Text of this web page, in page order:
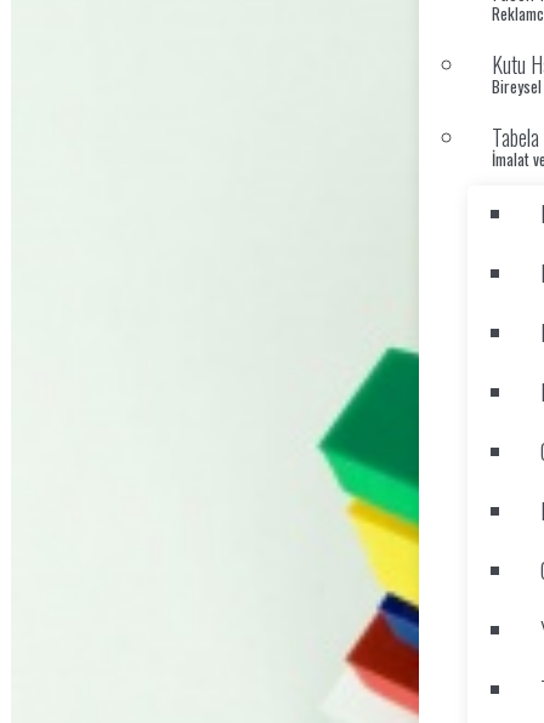
Kutu
İmalat